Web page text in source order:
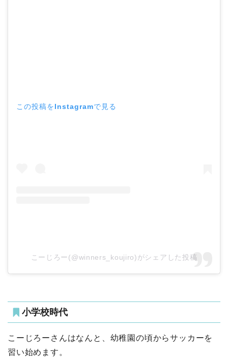
この投稿をInstagramで見る
こーじろー(@winners_koujiro)がシェアした投稿
小学校時代
こーじろーさんはなんと、幼稚園の頃からサッカーを
習い始めます。